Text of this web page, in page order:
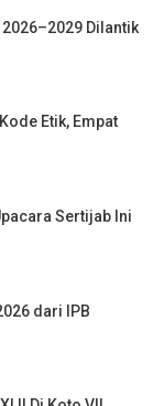
Dilantik
Etik, Empat
Sertijab Ini
dari IPB